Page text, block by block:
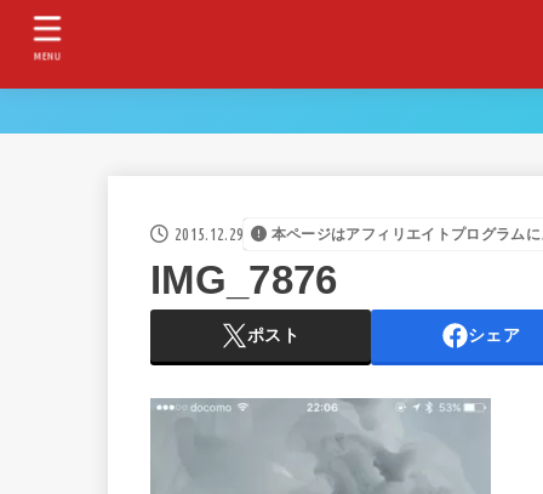
MENU
2015.12.29 本ページはアフィリエイトプログラムに
IMG_7876
ポスト シェア